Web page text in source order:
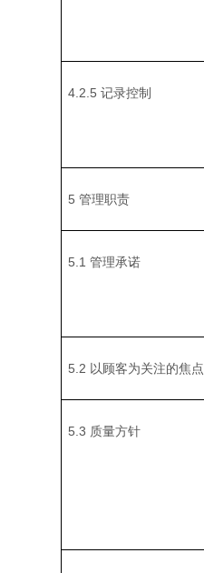
4.2.5 记录控制
5 管理职责
5.1 管理承诺
5.2 以顾客为关注的焦点
5.3 质量方针